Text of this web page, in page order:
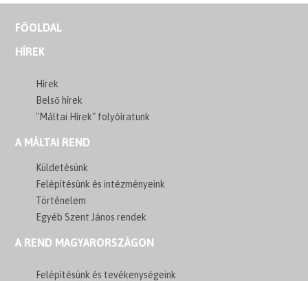
FŐOLDAL
HÍREK
Hírek
Belső hírek
"Máltai Hírek" folyóíratunk
A MÁLTAI REND
Küldetésünk
Felépítésünk és intézményeink
Történelem
Egyéb Szent János rendek
A REND MAGYARORSZÁGON
Felépítésünk és tevékenységeink